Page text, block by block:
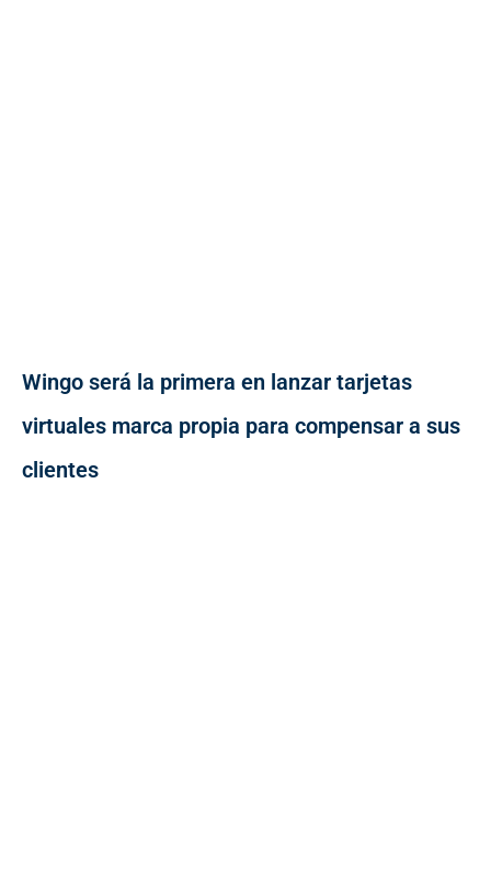
Wingo será la primera en lanzar tarjetas
virtuales marca propia para compensar a sus
clientes